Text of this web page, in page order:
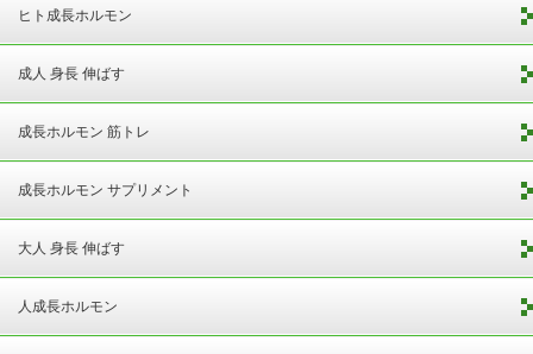
ヒト成長ホルモン
成人 身長 伸ばす
成長ホルモン 筋トレ
成長ホルモン サプリメント
大人 身長 伸ばす
人成長ホルモン